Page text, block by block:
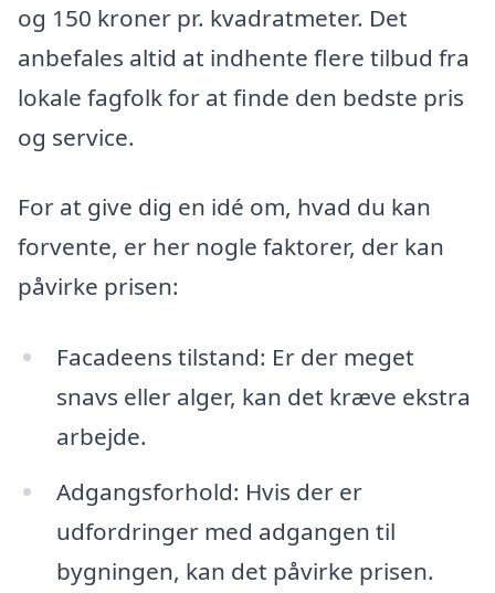
og 150 kroner pr. kvadratmeter. Det
anbefales altid at indhente flere tilbud fra
lokale fagfolk for at finde den bedste pris
og service.
For at give dig en idé om, hvad du kan
forvente, er her nogle faktorer, der kan
påvirke prisen:
Facadeens tilstand: Er der meget
snavs eller alger, kan det kræve ekstra
arbejde.
Adgangsforhold: Hvis der er
udfordringer med adgangen til
bygningen, kan det påvirke prisen.